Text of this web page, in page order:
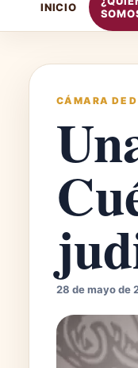
INICIO
CÁMARA DE
28 de mayo de